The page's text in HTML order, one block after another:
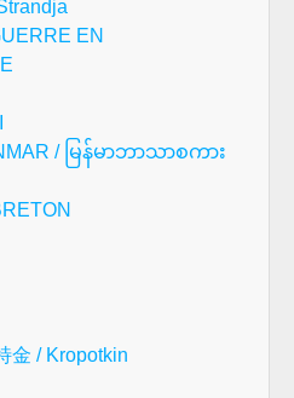
EN
/ မြန်မာဘာသာစကား
金 / Kropotkin